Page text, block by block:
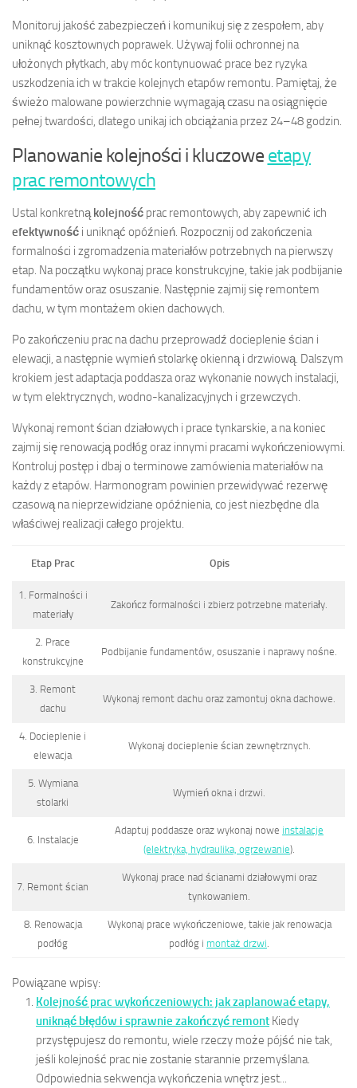
Monitoruj jakość zabezpieczeń i komunikuj się z zespołem, aby
uniknąć kosztownych poprawek. Używaj folii ochronnej na
ułożonych płytkach, aby móc kontynuować prace bez ryzyka
uszkodzenia ich w trakcie kolejnych etapów remontu. Pamiętaj, że
świeżo malowane powierzchnie wymagają czasu na osiągnięcie
pełnej twardości, dlatego unikaj ich obciążania przez 24–48 godzin.
Planowanie kolejności i kluczowe etapy
prac remontowych
Ustal konkretną kolejność prac remontowych, aby zapewnić ich
efektywność i uniknąć opóźnień. Rozpocznij od zakończenia
formalności i zgromadzenia materiałów potrzebnych na pierwszy
etap. Na początku wykonaj prace konstrukcyjne, takie jak podbijanie
fundamentów oraz osuszanie. Następnie zajmij się remontem
dachu, w tym montażem okien dachowych.
Po zakończeniu prac na dachu przeprowadź docieplenie ścian i
elewacji, a następnie wymień stolarkę okienną i drzwiową. Dalszym
krokiem jest adaptacja poddasza oraz wykonanie nowych instalacji,
w tym elektrycznych, wodno-kanalizacyjnych i grzewczych.
Wykonaj remont ścian działowych i prace tynkarskie, a na koniec
zajmij się renowacją podłóg oraz innymi pracami wykończeniowymi.
Kontroluj postęp i dbaj o terminowe zamówienia materiałów na
każdy z etapów. Harmonogram powinien przewidywać rezerwę
czasową na nieprzewidziane opóźnienia, co jest niezbędne dla
właściwej realizacji całego projektu.
Etap Prac Opis
1. Formalności i
materiały
Zakończ formalności i zbierz potrzebne materiały.
2. Prace
konstrukcyjne
Podbijanie fundamentów, osuszanie i naprawy nośne.
3. Remont
dachu
Wykonaj remont dachu oraz zamontuj okna dachowe.
4. Docieplenie i
elewacja
Wykonaj docieplenie ścian zewnętrznych.
5. Wymiana
stolarki
Wymień okna i drzwi.
6. Instalacje
Adaptuj poddasze oraz wykonaj nowe instalacje
(elektryka, hydraulika, ogrzewanie).
7. Remont ścian
Wykonaj prace nad ścianami działowymi oraz
tynkowaniem.
8. Renowacja
podłóg
Wykonaj prace wykończeniowe, takie jak renowacja
podłóg i montaż drzwi
Powiązane wpisy:
Kolejność prac wykończeniowych: jak zaplanować etapy,
uniknąć błędów i sprawnie zakończyć remont Kiedy
przystępujesz do remontu, wiele rzeczy może pójść nie tak,
jeśli kolejność prac nie zostanie starannie przemyślana.
Odpowiednia sekwencja wykończenia wnętrz jest...